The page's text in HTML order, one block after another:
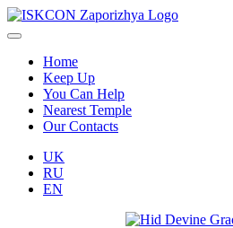
Home
Keep Up
You Can Help
Nearest Temple
Our Contacts
UK
RU
EN